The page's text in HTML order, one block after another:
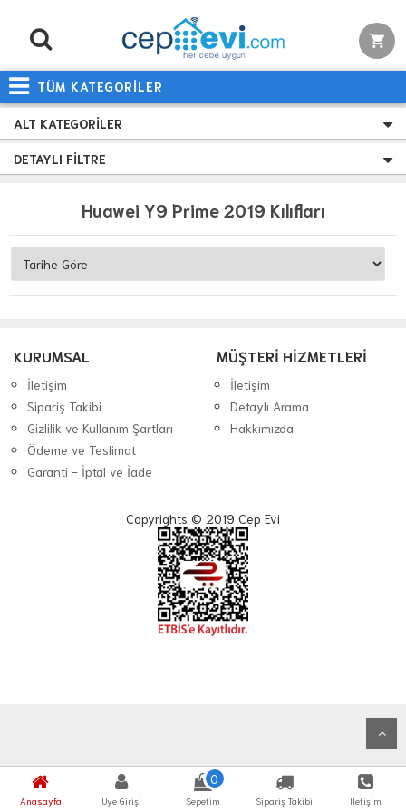
TÜM KATEGORİLER
Anasayfa Üye Girişi
0
Sepetim Sipariş Takibi İletişim
ALT KATEGORILER
DETAYLI FILTRE
Huawei Y9 Prime 2019 Kılıfları
KURUMSAL
İletişim
Sipariş Takibi
Gizlilik ve Kullanım Şartları
Ödeme ve Teslimat
Garanti - İptal ve İade
MÜŞTERİ HİZMETLERİ
İletişim
Detaylı Arama
Hakkımızda
Copyrights © 2019 Cep Evi